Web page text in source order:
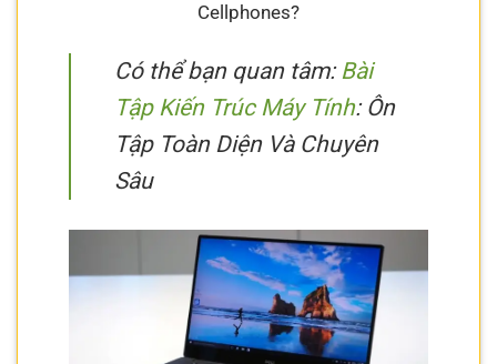
Cellphones?
Có thể bạn quan tâm: Bài
Tập Kiến Trúc Máy Tính: Ôn
Tập Toàn Diện Và Chuyên
Sâu